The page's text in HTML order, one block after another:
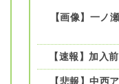
【画像】一ノ
【速報】加入
【悲報】中西